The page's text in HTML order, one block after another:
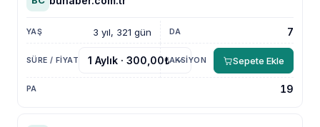
3 yıl, 321 gün 7
19
Sepete Ekle